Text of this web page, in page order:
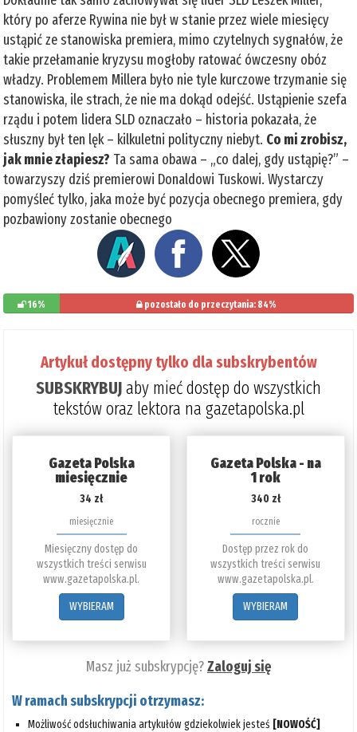
który po aferze Rywina nie był w stanie przez wiele miesięcy
ustąpić ze stanowiska premiera, mimo czytelnych sygnałów, że
takie przełamanie kryzysu mogłoby ratować ówczesny obóz
władzy. Problemem Millera było nie tyle kurczowe trzymanie się
stanowiska, ile strach, że nie ma dokąd odejść. Ustąpienie szefa
rządu i potem lidera SLD oznaczało – historia pokazała, że
słuszny był ten lęk – kilkuletni polityczny niebyt. Co mi zrobisz,
jak mnie złapiesz? Ta sama obawa – „co dalej, gdy ustąpię?” –
towarzyszy dziś premierowi Donaldowi Tuskowi. Wystarczy
pomyśleć tylko, jaka może być pozycja obecnego premiera, gdy
pozbawiony zostanie obecnego
16% pozostało do przeczytania: 84%
Artykuł dostępny tylko dla subskrybentów
SUBSKRYBUJaby mieć dostęp do wszystkich
tekstów oraz lektora na gazetapolska.pl
Gazeta Polska
miesięcznie
34 zł
miesięcznie
Miesięczny dostęp do
wszystkich treści serwisu
www.gazetapolska.pl.
WYBIERAM
Gazeta Polska - na
1 rok
340 zł
rocznie
Dostęp przez rok do
wszystkich treści serwisu
www.gazetapolska.pl.
WYBIERAM
Masz już subskrypcję?Zaloguj się
W ramach subskrypcji otrzymasz:
Możliwość odsłuchiwania artykułów gdziekolwiek jesteś [NOWOŚĆ]